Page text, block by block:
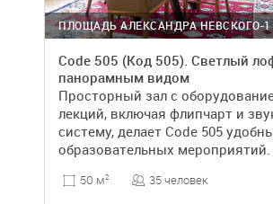
ПЛОЩАДЬ АЛЕКСАНДРА НЕВСКОГО-1
Code 505 (Код 505). Светлый
панорамным видом
Просторный зал с
лекций, включая флипчарт и
систему, делает Code 505
образовательных мероприятий.
50 м2 35 человек